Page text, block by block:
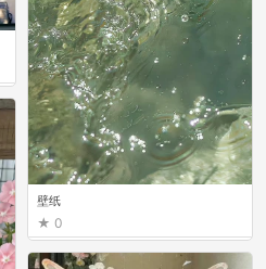
壁纸
0